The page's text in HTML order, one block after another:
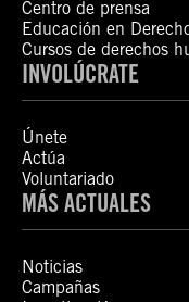
Centro de prensa
Educación en
Cursos de derechos
INVOLÚCRATE
Únete
Actúa
Voluntariado
MÁS ACTUALES
Noticias
Campañas